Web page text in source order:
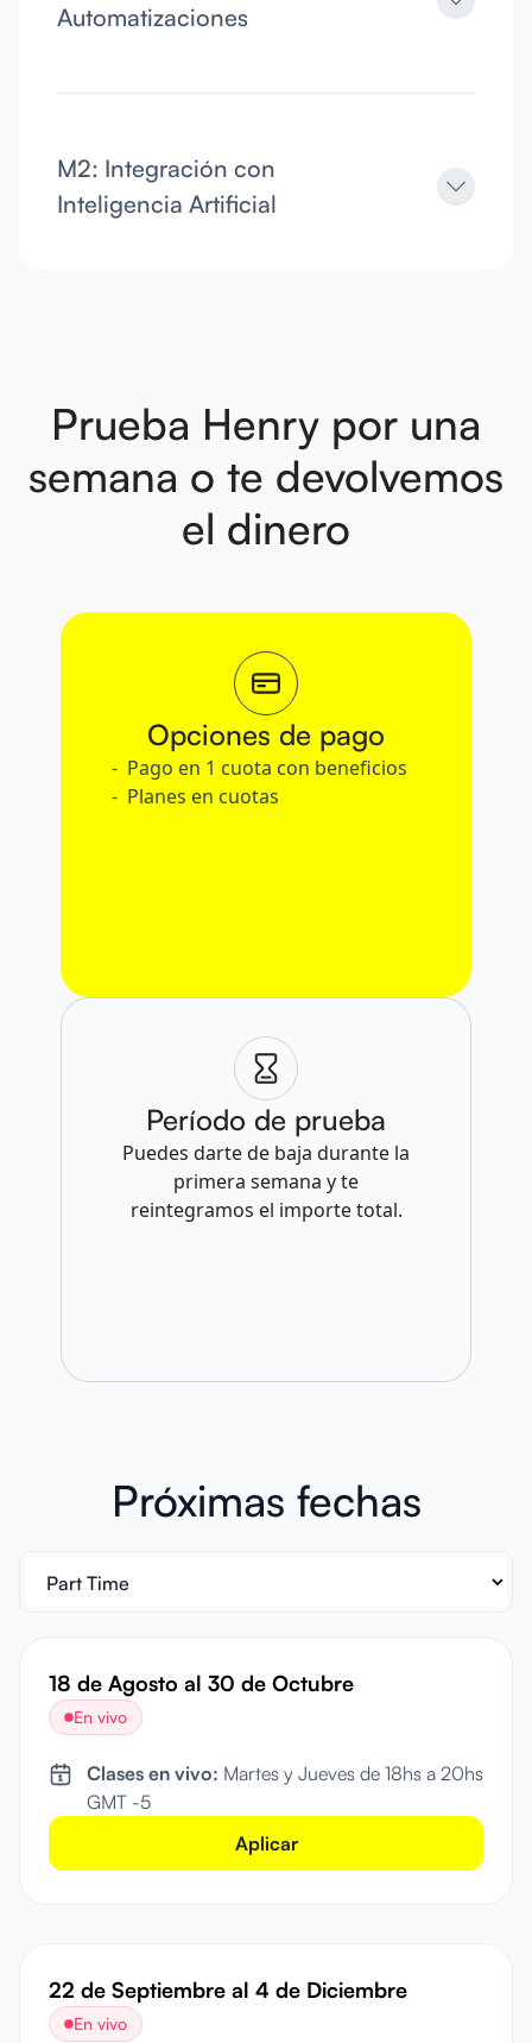
Automatizaciones
M2: Integración con
Inteligencia Artificial
Prueba Henry por una
semana o te devolvemos
el dinero
Opciones de pago
Pago en 1 cuota con beneficios
Planes en cuotas
Período de prueba
Puedes darte de baja durante la
primera semana y te
reintegramos el importe total.
Próximas fechas
18 de Agosto al 30 de Octubre
En vivo
Clases en vivo: Martes y Jueves de 18hs a 20hs
GMT -5
Aplicar
22 de Septiembre al 4 de Diciembre
En vivo